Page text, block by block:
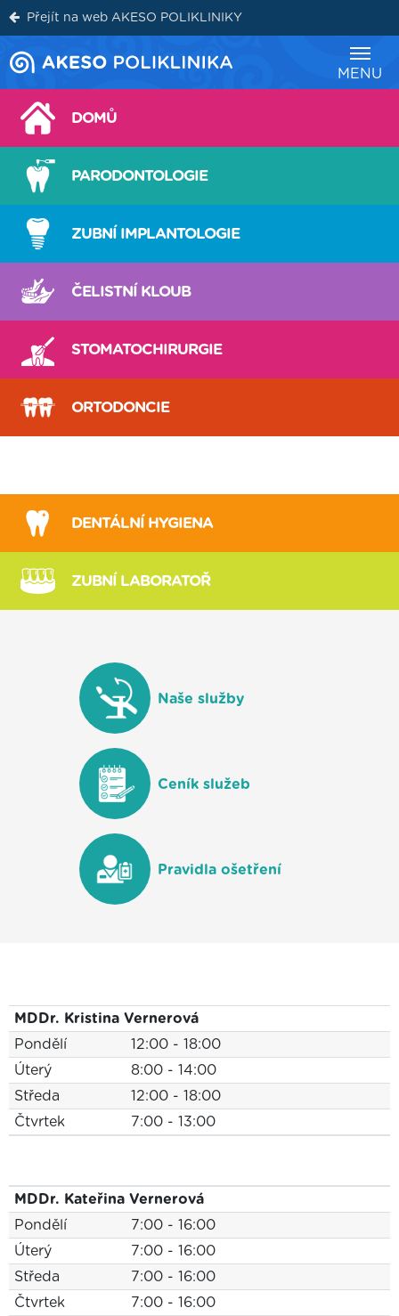
Přejít na web AKESO POLIKLINIKY
MENU
Ordinační doba
DOMŮ
PARODONTOLOGIE
ZUBNÍ IMPLANTOLOGIE
ČELISTNÍ KLOUB
STOMATOCHIRURGIE
ORTODONCIE
DENTÁLNÍ HYGIENA
ZUBNÍ LABORATOŘ
Naše služby
Ceník služeb
Pravidla ošetření
MDDr. Kristina Vernerová
Pondělí
12:00 - 18:00
Úterý
8:00 - 14:00
Středa
12:00 - 18:00
Čtvrtek
7:00 - 13:00
MDDr. Kateřina Vernerová
Pondělí
7:00 - 16:00
Úterý
7:00 - 16:00
Středa
7:00 - 16:00
Čtvrtek
7:00 - 16:00